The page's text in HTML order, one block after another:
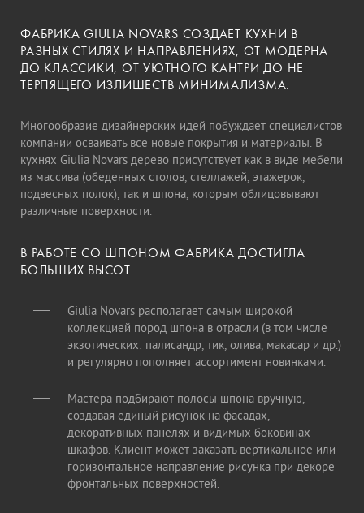
ФАБРИКА GIULIA NOVARS СОЗДАЕТ КУХНИ В
РАЗНЫХ СТИЛЯХ И НАПРАВЛЕНИЯХ, ОТ МОДЕРНА
ДО КЛАССИКИ, ОТ УЮТНОГО КАНТРИ ДО НЕ
ТЕРПЯЩЕГО ИЗЛИШЕСТВ МИНИМАЛИЗМА.
Многообразие дизайнерских идей побуждает специалистов
компании осваивать все новые покрытия и материалы. В
кухнях Giulia Novars дерево присутствует как в виде мебели
из массива (обеденных столов, стеллажей, этажерок,
подвесных полок), так и шпона, которым облицовывают
различные поверхности.
В РАБОТЕ СО ШПОНОМ ФАБРИКА ДОСТИГЛА
БОЛЬШИХ ВЫСОТ:
Giulia Novars располагает самым широкой
коллекцией пород шпона в отрасли (в том числе
экзотических: палисандр, тик, олива, макасар и др.)
и регулярно пополняет ассортимент новинками.
Мастера подбирают полосы шпона вручную,
создавая единый рисунок на фасадах,
декоративных панелях и видимых боковинах
шкафов. Клиент может заказать вертикальное или
горизонтальное направление рисунка при декоре
фронтальных поверхностей.